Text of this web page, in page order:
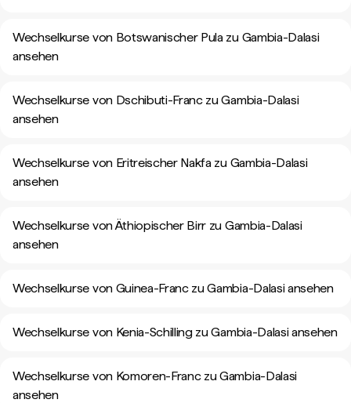
Wechselkurse von Botswanischer Pula zu Gambia-Dalasi
ansehen
Wechselkurse von Dschibuti-Franc zu Gambia-Dalasi
ansehen
Wechselkurse von Eritreischer Nakfa zu Gambia-Dalasi
ansehen
Wechselkurse von Äthiopischer Birr zu Gambia-Dalasi
ansehen
Wechselkurse von Guinea-Franc zu Gambia-Dalasi ansehen
Wechselkurse von Kenia-Schilling zu Gambia-Dalasi ansehen
Wechselkurse von Komoren-Franc zu Gambia-Dalasi
ansehen